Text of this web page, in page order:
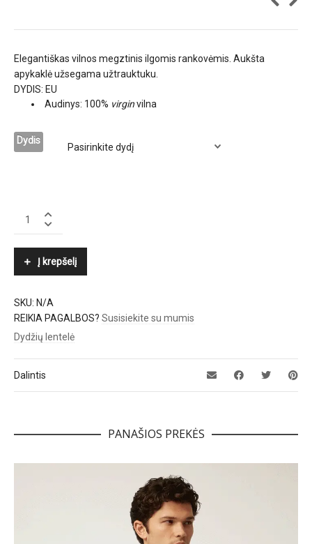
Elegantiškas vilnos megztinis ilgomis rankovėmis. Aukšta
apykaklė užsegama užtrauktuku.
DYDIS: EU
Audinys: 100% virginvilna
Dydis
BOGNER
quantity
Į krepšelį
SKU: N/A
REIKIA PAGALBOS? Susisiekite su mumis
Dydžių lentelė
Dalintis
PANAŠIOS PREKĖS